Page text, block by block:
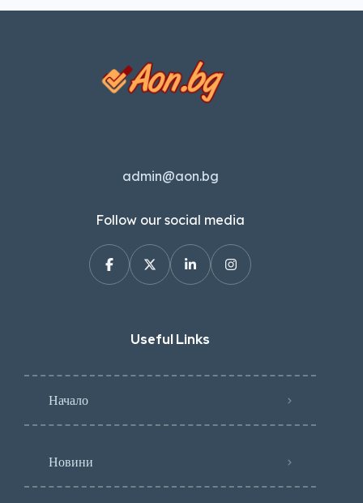
admin@aon.bg
Follow our social media
Useful Links
Начало
Новини